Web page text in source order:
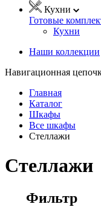
Кухни
Готовые
Кухни
Наши коллекции
Навигационная
Главная
Каталог
Шкафы
Все шкафы
Стеллажи
Стеллажи
Фильтр